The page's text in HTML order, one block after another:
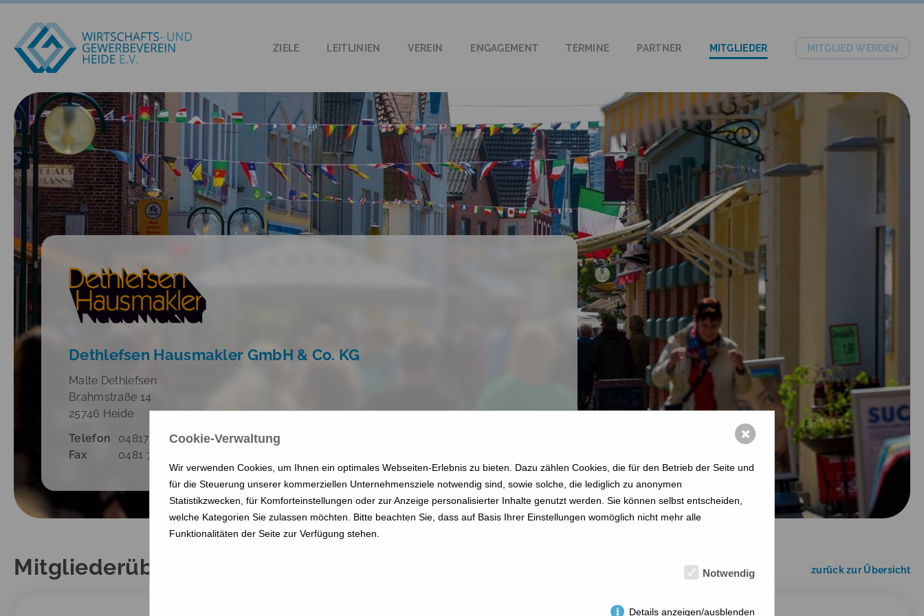
ZIELE LEITLINIEN VEREIN ENGAGEMENT TERMINE PARTNER MITGLIEDER MITGLIED WERDEN
Dethlefsen Hausmakler GmbH & Co. KG
Malte Dethlefsen
Brahmstraße 14
25746 Heide
Telefon
0481787725-0
Fax
0481 78772525
Mitgliederübersicht zurück zur Übersicht
Cookie-Verwaltung
Wir verwenden Cookies, um Ihnen ein optimales Webseiten-Erlebnis zu bieten. Dazu zählen Cookies, die für den Betrieb der Seite und
für die Steuerung unserer kommerziellen Unternehmensziele notwendig sind, sowie solche, die lediglich zu anonymen
Statistikzwecken, für Komforteinstellungen oder zur Anzeige personalisierter Inhalte genutzt werden. Sie können selbst entscheiden,
welche Kategorien Sie zulassen möchten. Bitte beachten Sie, dass auf Basis Ihrer Einstellungen womöglich nicht mehr alle
Funktionalitäten der Seite zur Verfügung stehen.
Notwendig
Details anzeigen/ausblenden
✖